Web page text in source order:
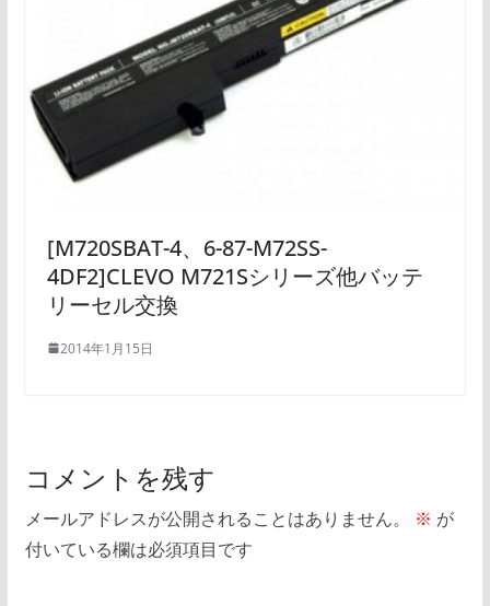
[M720SBAT-4、6-87-M72SS-
4DF2]CLEVO M721Sシリーズ他バッテ
リーセル交換
2014年1月15日
コメントを残す
メールアドレスが公開されることはありません。 ※ が
付いている欄は必須項目です